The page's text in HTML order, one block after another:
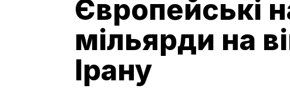
Європейські
мільярди на
Ірану